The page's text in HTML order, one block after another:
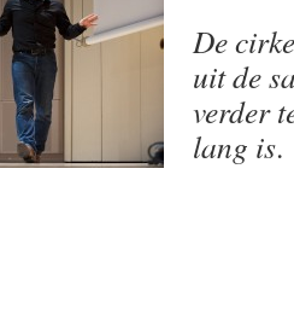
De
uit de
verder
lang is.